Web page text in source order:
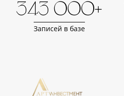
343 000+
Записей в базе